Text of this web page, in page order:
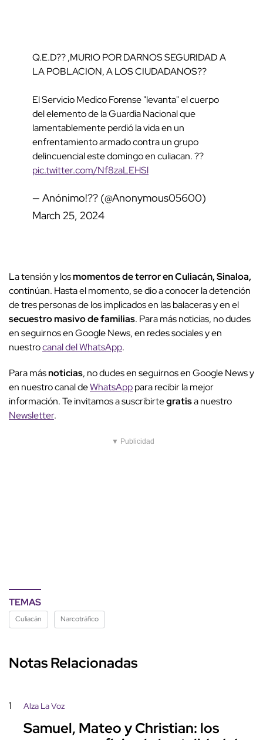
Q.E.D?? ,MURIO POR DARNOS SEGURIDAD A
LA POBLACION, A LOS CIUDADANOS??
El Servicio Medico Forense "levanta" el cuerpo
del elemento de la Guardia Nacional que
lamentablemente perdió la vida en un
enfrentamiento armado contra un grupo
delincuencial este domingo en culiacan. ??
pic.twitter.com/Nf8zaLEHSl
— Anónimo!?? (@Anonymous05600)
March 25, 2024
La tensión y losmomentos de terror en Culiacán, Sinaloa,
continúan. Hasta el momento, se dio a conocer la detención
de tres personas de los implicados en las balaceras y en el
secuestro masivo de familias. Para más noticias, no dudes
en seguirnos en Google News, en redes sociales y en
nuestrocanal del WhatsApp.
Para másnoticias, no dudes en seguirnos en Google News y
en nuestro canal deWhatsApppara recibir la mejor
información. Te invitamos a suscribirtegratisa nuestro
Newsletter.
▼ Publicidad
TEMAS
Culiacán Narcotráfico
Notas Relacionadas
1 Alza La Voz
Samuel, Mateo y Christian: los